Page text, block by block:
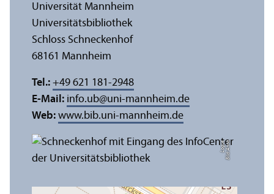
Bil
d:
A
n
n
a
L
o
g
u
e
Universität Mannheim
Universitäts­bibliothek
Schloss Schneckenhof
68161 Mannheim
Tel.: +49 621 181-2948
E-Mail: info.ub@uni-mannheim.de
Web: www.bib.uni-mannheim.de